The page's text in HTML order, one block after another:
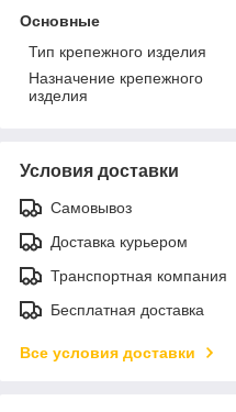
Основные
Тип крепежного изделия
Назначение крепежного
изделия
Условия доставки
Самовывоз
Доставка курьером
Транспортная компания
Бесплатная доставка
Все условия доставки